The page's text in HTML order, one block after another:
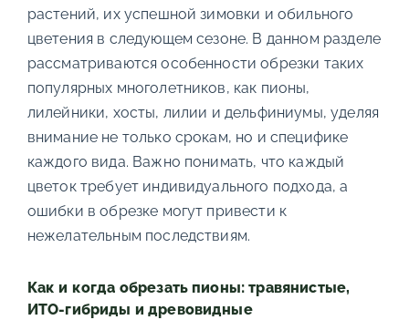
растений, их успешной зимовки и обильного
цветения в следующем сезоне. В данном разделе
рассматриваются особенности обрезки таких
популярных многолетников, как пионы,
лилейники, хосты, лилии и дельфиниумы, уделяя
внимание не только срокам, но и специфике
каждого вида. Важно понимать, что каждый
цветок требует индивидуального подхода, а
ошибки в обрезке могут привести к
нежелательным последствиям.
Как и когда обрезать пионы: травянистые,
ИТО-гибриды и древовидные